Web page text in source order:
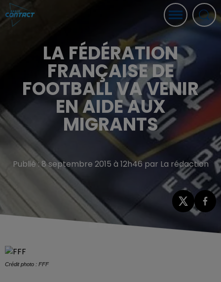
LA FÉDÉRATION
FRANÇAISE DE
FOOTBALL VA VENIR
EN AIDE AUX
MIGRANTS
Publié : 8 septembre 2015 à 12h46 par La rédaction
Crédit photo : FFF